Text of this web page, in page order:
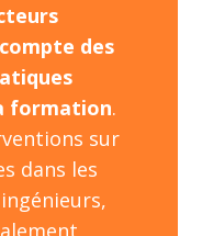
des
formation.
sur
dans les